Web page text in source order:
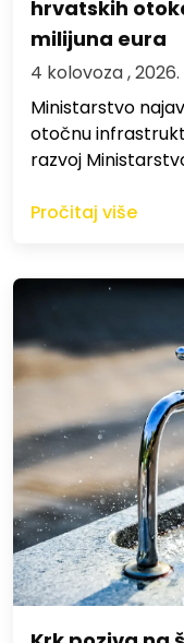
hrvatskih
milijuna eura
4 kolovoza , 2026.
Ministarstvo
otočnu
razvoj
Pročitaj više